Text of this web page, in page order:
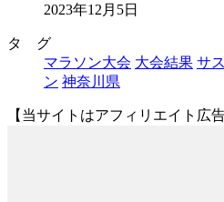
2023年12月5日
タ グ
マラソン大会 大会結果 サ
ン 神奈川県
【当サイトはアフィリエイト広